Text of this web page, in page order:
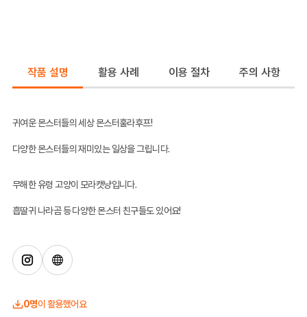
작품 설명 활용 사례 이용 절차 주의 사항
귀여운 몬스터들의 세상 몬스터훌라후프!
다양한 몬스터들의 재미있는 일상을 그립니다.
무해한 유령 고양이 모라캣냥입니다.
흡딸귀 나라곰 등 다양한 몬스터 친구들도 있어요!
0명이 활용했어요